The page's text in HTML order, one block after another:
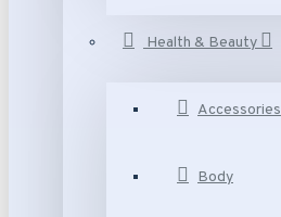
Health & Beauty
Accessories
Body